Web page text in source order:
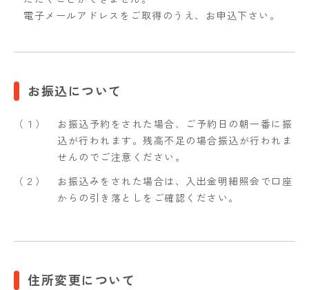
電子メールアドレスをご取得のうえ、お申込下さい。
お振込について
（１）
お振込予約をされた場合、ご予約日の朝一番に振
込が行われます。残高不足の場合振込が行われま
せんのでご注意ください。
（２）
お振込みをされた場合は、入出金明細照会で口座
からの引き落としをご確認ください。
住所変更について